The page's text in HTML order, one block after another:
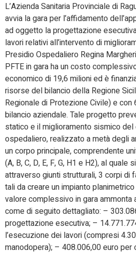
L’Azienda Sanitaria Provinciale di
avvia la gara per l’affidamento
ad oggetto la progettazione
lavori relativi all’intervento di
Presidio Ospedaliero Regina
PFTE in gara ha un costo
economico di 19,6 milioni ed è
risorse del bilancio della Regione
Regionale di Protezione Civile) e
bilancio aziendale. Tale progetto
statico e il miglioramento sismico
ospedaliero, realizzato a metà degli
un corpo principale, comprendente
(A, B, C, D, E, F, G, H1 e H2), al quale
attraverso giunti strutturali, 3 corpi di
tali da creare un impianto
valore complessivo in gara ammonta
come di seguito dettagliato: –
progettazione esecutiva; –
l’esecuzione dei lavori (compresi
manodopera); – 408.006,00 euro